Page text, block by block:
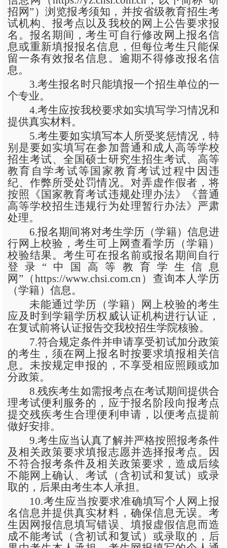
招网”）浏览报考须知，并按省级教育招生考
试机构、报考点以及我校的网上公告要求报
名。报名期间，考生可自行修改网上报名信
息或重新填报报名信息，但每位考生只能保
留一条有效报名信息。逾期不得修改报名信
息。
3.考生报名时只能填报一个招生单位的一
个专业。
4.考生应按我校要求如实填写学习情况和
提供真实材料。
5.考生要如实填写本人所受奖惩情况，特
别是要如实填写在参加普通和成人高等学校
招生考试、全国硕士研究生招生考试、高等
教育自学考试等国家教育考试过程中因违
纪、作弊所受处罚情况。对弄虚作假者，将
按照《国家教育考试违规处理办法》《普通
高等学校招生违规行为处理暂行办法》严肃
处理。
6.报名期间将对考生学历（学籍）信息进
行网上校验，考生可上网查看学历（学籍）
校验结果。考生可在报名前或报名期间自行
登录“中国高等教育学生信息
网”（https://www.chsi.com.cn）查询本人学历
（学籍）信息。
未能通过学历（学籍）网上校验的考生
应及时到学籍学历权威认证机构进行认证，
在复试前将认证报告交我校招生学院核验。
7.符合规定条件并申请享受初试加分政策
的考生，须在网上报名时按要求填报相关信
息。未按规定申报的，不享受相应照顾或加
分政策。
8.残疾考生如需报考点在考试期间提供合
理考试便利服务的，应于报名阶段向报考点
提交残疾考生合理便利申请，以便考点提前
做好安排。
9.考生应当认真了解并严格按照报考条件
及相关政策要求填报志愿并选择报考点。因
不符合报考条件及相关政策要求，造成后续
不能网上确认、考试（含初试和复试）或录
取的，后果由考生本人承担。
10.考生应当按要求准确填写个人网上报
名信息并提供真实材料，确保信息无误。考
生因网报信息填写错误、填报虚假信息而造
成不能考试（含初试和复试）或录取的，后